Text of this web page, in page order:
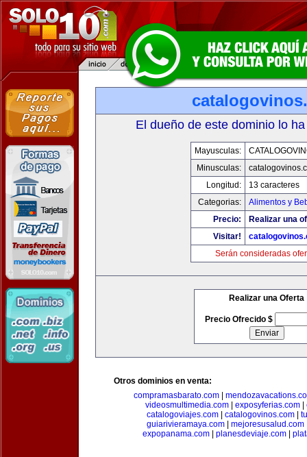
El dueño de este dominio lo
Mayusculas:
Minusculas:
Longitud:
13 caracteres
Categorias:
Alimentos y
Precio:
Realizar una
Visitar!
Serán consideradas
Realizar una Oferta
Precio Ofrecido $
Otros dominios en venta:
compramasbarato.com|
videosmultimedia.com
exposyferias.com
catalogoviajes.com| catalogovinos.com|
guiarivieramaya.com
mejoresusalud.com
expopanama.com| planesdeviaje.com|